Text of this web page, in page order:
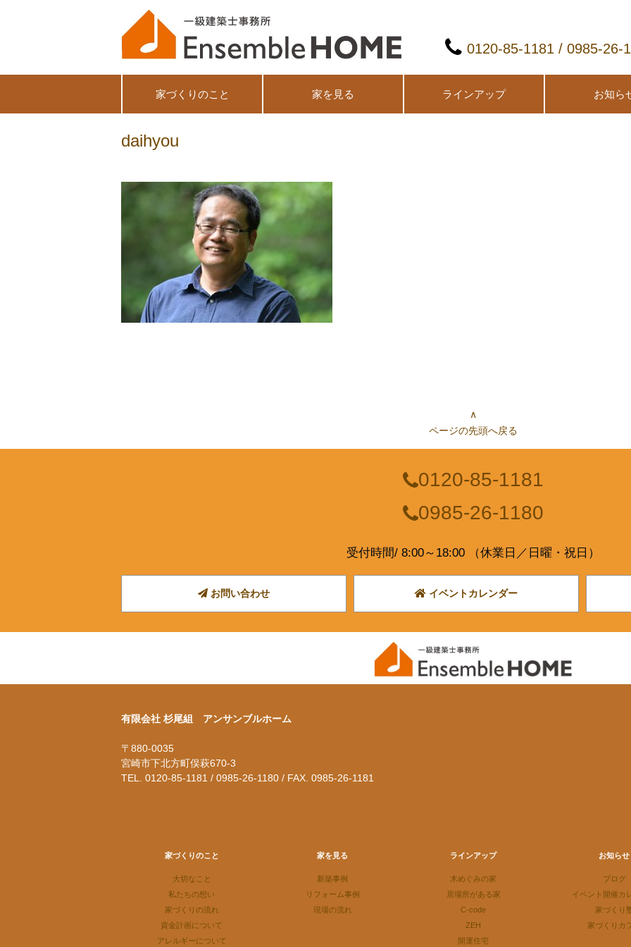
0120-85-1181 / 0985-26-
家づくりのこと 家を見る ラインアップ お知ら
daihyou
∧
ページの先頭へ戻る
0120-85-1181
0985-26-1180
受付時間/ 8:00～18:00 （休業日／日曜・祝日）
お問い合わせ イベントカレンダー
有限会社 杉尾組 アンサンブルホーム
〒880-0035
宮崎市下北方町俣萩670-3
TEL. 0120-85-1181 / 0985-26-1180 / FAX. 0985-26-1181
家づくりのこと
大切なこと
私たちの想い
家づくりの流れ
資金計画について
アレルギーについて
家を見る
新築事例
リフォーム事例
現場の流れ
ラインアップ
木めぐみの家
居場所がある家
C-code
ZEH
開運住宅
お知らせ
ブログ
イベント開催カ
家づくり
家づくりカ